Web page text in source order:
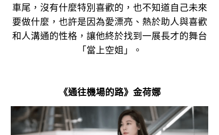
車尾，沒有什麼特別喜歡的，也不知道自己未來
要做什麼，也許是因為愛漂亮、熱於助人與喜歡
和人溝通的性格，讓他終於找到一展長才的舞台
「當上空姐」。
《通往機場的路》金荷娜